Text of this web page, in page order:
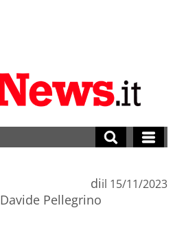
di
Davide Pellegrino
il 15/11/2023